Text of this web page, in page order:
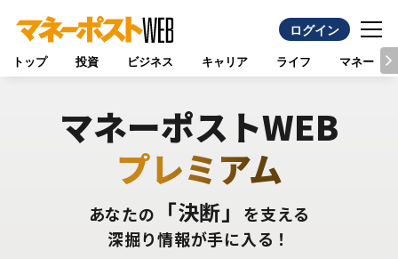
ログイン
トップ 投資 ビジネス キャリア ライフ マネー
マネーポストWEB
プレミアム
あなたの 「決断」
を支える
深掘り情報が手に入る！